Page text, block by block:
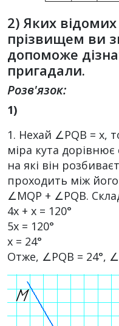
2) Яких відомих
прізвищем ви
допоможе
пригадали.
Розв'язок:
1)
1. Нехай ∠PQB = х,
міра кута дорівнює
на які він
проходить між
∠MQP + ∠PQB.
4х + х = 120°
5х = 120°
х = 24°
Отже, ∠PQB = 24°,